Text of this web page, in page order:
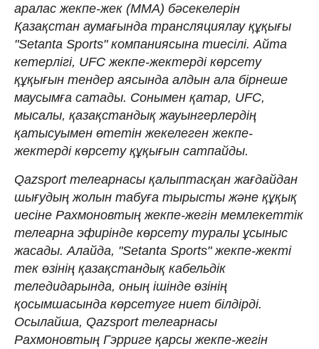
аралас жекпе-жек (ММА) бәсекелерін
Қазақстан аумағында трансляциялау құқығы
"Setanta Sports" компаниясына тиесілі. Айта
кетерлігі, UFC жекпе-жектерді көрсету
құқығын тендер аясында алдын ала бірнеше
маусымға сатады. Сонымен қатар, UFC,
мысалы, қазақстандық жауынгерлердің
қатысуымен өтетін жекелеген жекпе-
жектерді көрсету құқығын сатпайды.
Qazsport телеарнасы қалыптасқан жағдайдан
шығудың жолын табуға тырысты және құқық
иесіне Рахмоновтың жекпе-жегін мемлекеттік
телеарна эфирінде көрсету туралы ұсыныс
жасады. Алайда, "Setanta Sports" жекпе-жекті
тек өзінің қазақстандық кабельдік
теледидарында, оның ішінде өзінің
қосымшасында көрсетуге ниет білдірді.
Осылайша, Qazsport телеарнасы
Рахмоновтың Гэрриге қарсы жекпе-жегін